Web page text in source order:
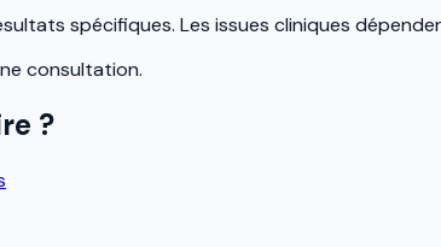
spécifiques. Les issues cliniques
consultation.
?